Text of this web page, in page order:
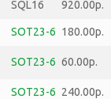
SQL16 920.00р.
SOT23-6 180.00р.
SOT23-6 60.00р.
SOT23-6 240.00р.